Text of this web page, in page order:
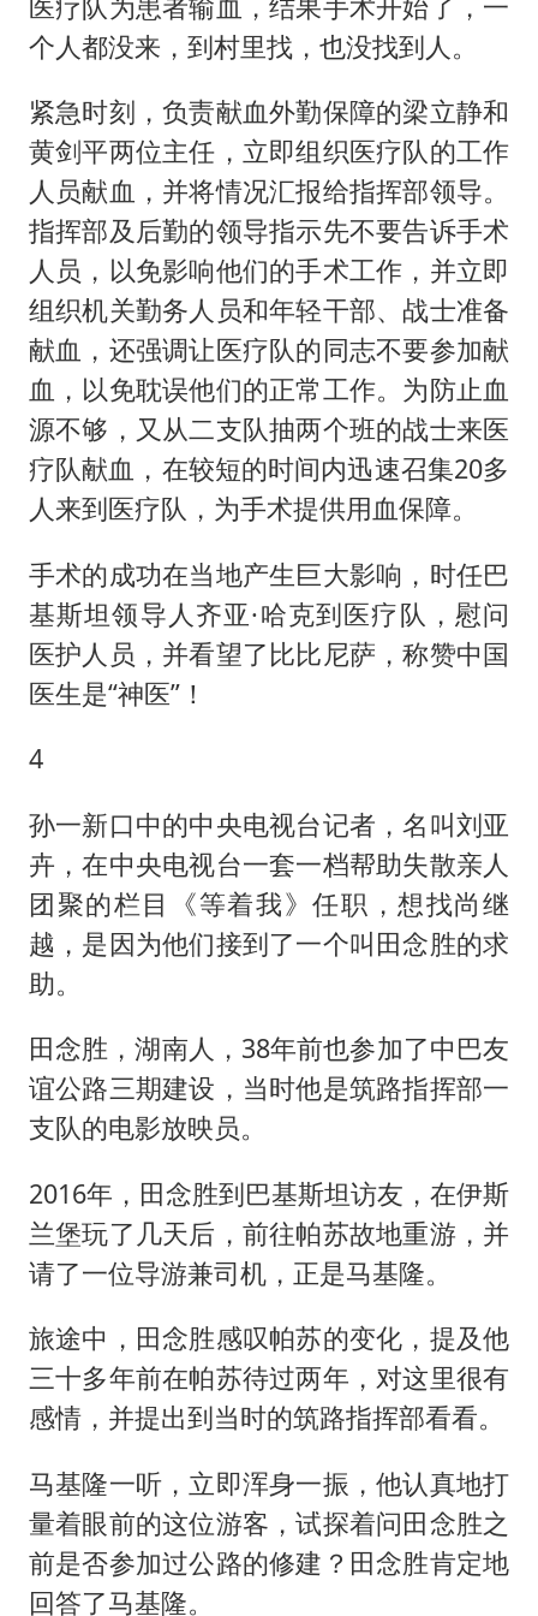
个人都没来，到村里找，也没找到人。
紧急时刻，负责献血外勤保障的梁立静和
黄剑平两位主任，立即组织医疗队的工作
人员献血，并将情况汇报给指挥部领导。
指挥部及后勤的领导指示先不要告诉手术
人员，以免影响他们的手术工作，并立即
组织机关勤务人员和年轻干部、战士准备
献血，还强调让医疗队的同志不要参加献
血，以免耽误他们的正常工作。为防止血
源不够，又从二支队抽两个班的战士来医
疗队献血，在较短的时间内迅速召集20多
人来到医疗队，为手术提供用血保障。
手术的成功在当地产生巨大影响，时任巴
基斯坦领导人齐亚·哈克到医疗队，慰问
医护人员，并看望了比比尼萨，称赞中国
医生是“神医”！
4
孙一新口中的中央电视台记者，名叫刘亚
卉，在中央电视台一套一档帮助失散亲人
团聚的栏目《等着我》任职，想找尚继
越，是因为他们接到了一个叫田念胜的求
助。
田念胜，湖南人，38年前也参加了中巴友
谊公路三期建设，当时他是筑路指挥部一
支队的电影放映员。
2016年，田念胜到巴基斯坦访友，在伊斯
兰堡玩了几天后，前往帕苏故地重游，并
请了一位导游兼司机，正是马基隆。
旅途中，田念胜感叹帕苏的变化，提及他
三十多年前在帕苏待过两年，对这里很有
感情，并提出到当时的筑路指挥部看看。
马基隆一听，立即浑身一振，他认真地打
量着眼前的这位游客，试探着问田念胜之
前是否参加过公路的修建？田念胜肯定地
回答了马基隆。